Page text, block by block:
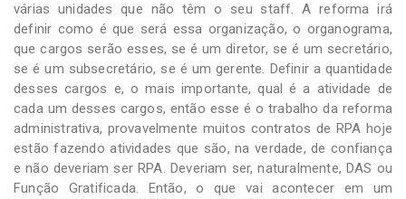
várias unidades que não têm o seu staff. A reforma irá
definir como é que será essa organização, o organograma,
que cargos serão esses, se é um diretor, se é um secretário,
se é um subsecretário, se é um gerente. Definir a quantidade
desses cargos e, o mais importante, qual é a atividade de
cada um desses cargos, então esse é o trabalho da reforma
administrativa, provavelmente muitos contratos de RPA hoje
estão fazendo atividades que são, na verdade, de confiança
e não deveriam ser RPA. Deveriam ser, naturalmente, DAS ou
Função Gratificada. Então, o que vai acontecer em um